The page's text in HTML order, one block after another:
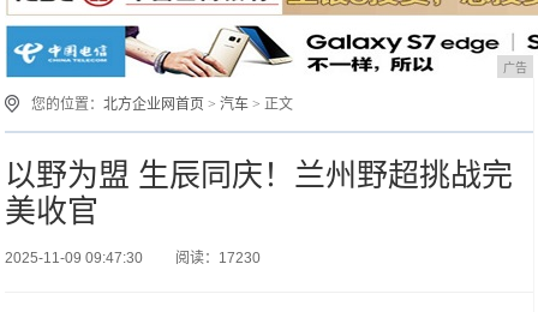
广告
您的位置：北方企业网首页 >汽车 > 正文
以野为盟 生辰同庆！兰州野超挑战完
美收官
2025-11-09 09:47:30 阅读：17230